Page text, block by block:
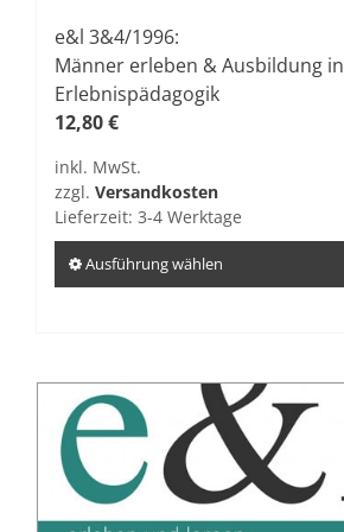
e&l 3&4/1996:
Männer erleben & Ausbildung in
Erlebnispädagogik
12,80€
inkl. MwSt.
zzgl. Versandkosten
Lieferzeit: 3-4 Werktage
Ausführung wählen
mehrere
Varianten
auf.
Die
Optionen